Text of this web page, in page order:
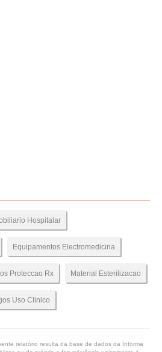
Hospitalar
Equipamentos Electromedicina
Proteccao Rx Material Esterilizacao
Uso Clinico
relatório resulta da base de dados da Informa